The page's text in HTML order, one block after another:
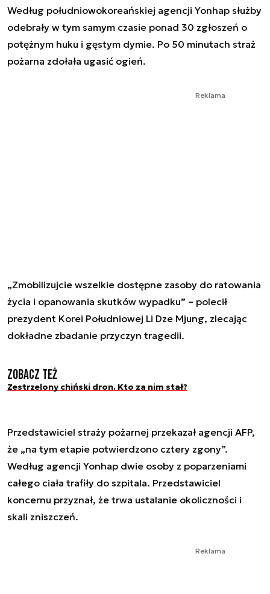
Według południowokoreańskiej agencji Yonhap służby
odebrały w tym samym czasie ponad 30 zgłoszeń o
potężnym huku i gęstym dymie. Po 50 minutach straż
pożarna zdołała ugasić ogień.
Reklama
„Zmobilizujcie wszelkie dostępne zasoby do ratowania
życia i opanowania skutków wypadku” – polecił
prezydent Korei Południowej Li Dze Mjung, zlecając
dokładne zbadanie przyczyn tragedii.
Zobacz też
Zestrzelony chiński dron. Kto za nim stał?
Przedstawiciel straży pożarnej przekazał agencji AFP,
że „na tym etapie potwierdzono cztery zgony”.
Według agencji Yonhap dwie osoby z poparzeniami
całego ciała trafiły do szpitala. Przedstawiciel
koncernu przyznał, że trwa ustalanie okoliczności i
skali zniszczeń.
Reklama